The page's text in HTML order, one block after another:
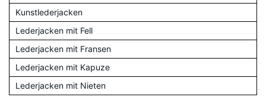
Kunstlederjacken
Lederjacken mit Fell
Lederjacken mit Fransen
Lederjacken mit Kapuze
Lederjacken mit Nieten